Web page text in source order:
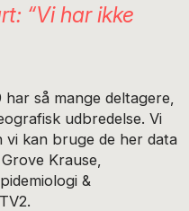
“Vi har ikke
så mange deltagere,
udbredelse. Vi
vi kan bruge de her data
Krause,
&